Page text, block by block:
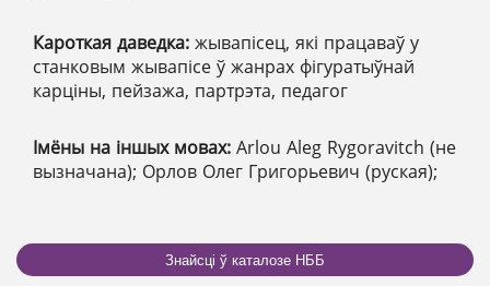
Кароткая даведка: жывапісец, які працаваў у
станковым жывапісе ў жанрах фігуратыўнай
карціны, пейзажа, партрэта, педагог
Імёны на іншых мовах: Arlou Aleg Rygoravitch (не
вызначана); Орлов Олег Григорьевич (руская);
Знайсці ў каталозе НББ